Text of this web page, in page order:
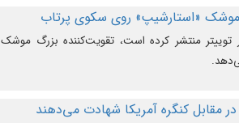
«استارشیپ» روی سکوی پرتاب
منتشر کرده است، تقویت‌کننده بزرگ موشک
مقابل کنگره آمریکا شهادت می‌دهند